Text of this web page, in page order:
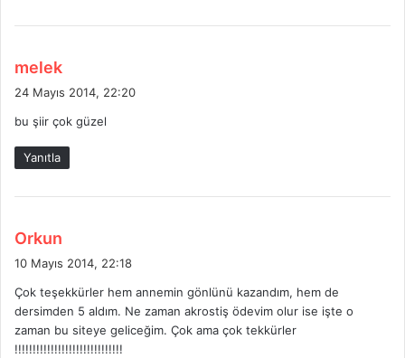
melek
i
k
i
24 Mayıs 2014, 22:20
bu şiir çok güzel
Yanıtla
Orkun
e
i
k
i
10 Mayıs 2014, 22:18
Çok teşekkürler hem annemin gönlünü kazandım, hem de
dersimden 5 aldım. Ne zaman akrostiş ödevim olur ise işte o
zaman bu siteye geliceğim. Çok ama çok tekkürler
!!!!!!!!!!!!!!!!!!!!!!!!!!!!!!